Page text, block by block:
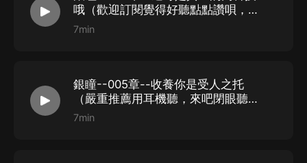
哦（歡迎訂閱覺得好聽點點讚唄，給
個月票吧）
7min
銀瞳--005章--收養你是受人之托
（嚴重推薦用耳機聽，來吧閉眼聽戲
吧）
7min